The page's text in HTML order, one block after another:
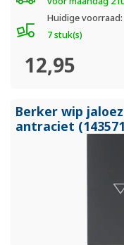
Huidige voorraad:
7 stuk(s)
12,95
Berker wip
antraciet